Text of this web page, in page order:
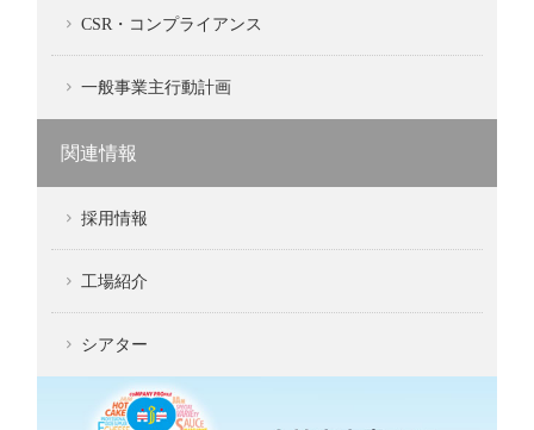
CSR・コンプライアンス
一般事業主行動計画
関連情報
採用情報
工場紹介
シアター